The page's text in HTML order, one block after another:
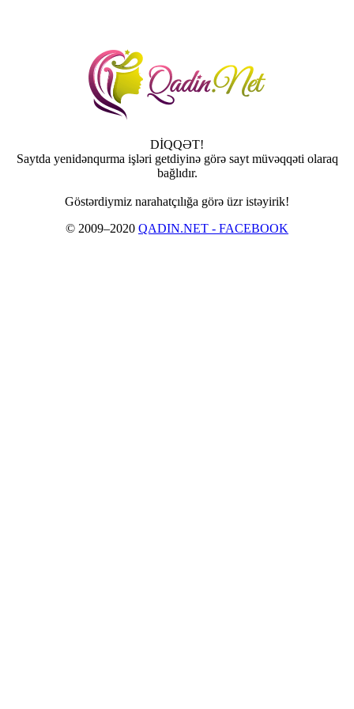
DİQQƏT!
Saytda yenidənqurma işləri getdiyinə görə sayt müvəqqəti olaraq
bağlıdır.
Göstərdiymiz narahatçılığa görə üzr istəyirik!
© 2009–2020 QADIN.NET - FACEBOOK